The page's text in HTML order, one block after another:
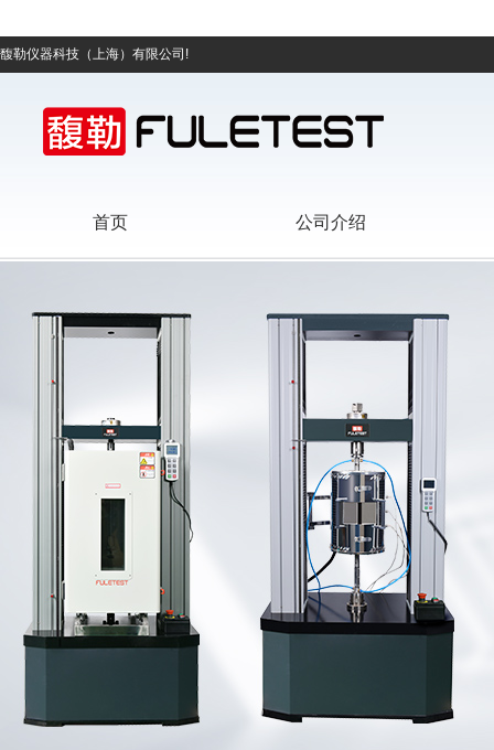
馥勒仪器科技（上海）有限公司!
首页 公司介绍